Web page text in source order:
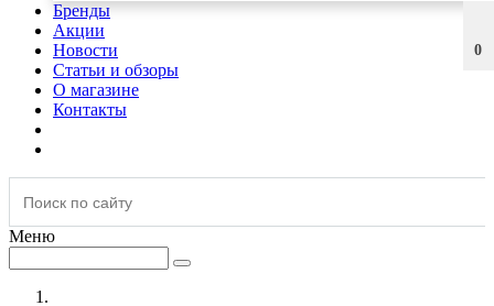
0
Бренды
Акции
Новости
Статьи и обзоры
О магазине
Контакты
Меню